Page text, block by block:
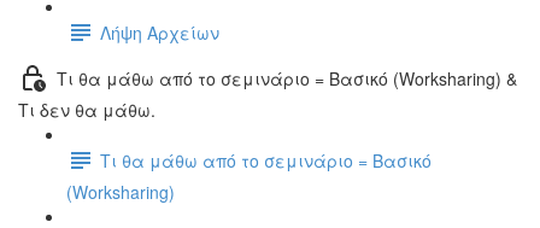
Λήψη Αρχείων
Τι θα μάθω από το σεμινάριο = Βασικό (Worksharing) &
Τι δεν θα μάθω.
Τι θα μάθω από το σεμινάριο = Βασικό
(Worksharing)